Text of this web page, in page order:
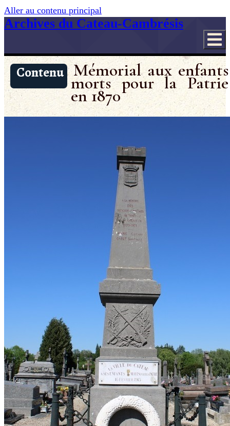
Aller au contenu principal
Archives du Cateau-Cambrésis
Contenu Mémorial aux enfants
morts pour la Patrie
en 1870